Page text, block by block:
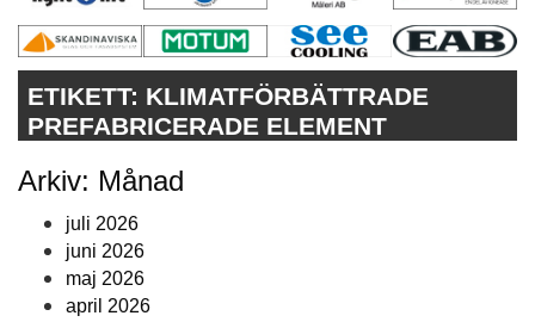
VÅRA ANDRA MAGASIN
ANNONSERA
KONTAKT
ETIKETT: KLIMATFÖRBÄTTRADE
PREFABRICERADE ELEMENT
Arkiv: Månad
juli 2026
juni 2026
maj 2026
april 2026